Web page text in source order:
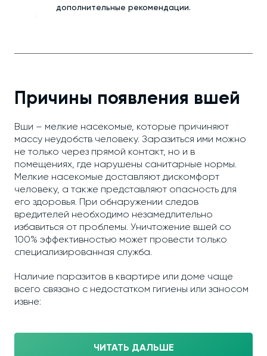
дополнительные рекомендации.
Причины появления вшей
Вши – мелкие насекомые, которые причиняют
массу неудобств человеку. Заразиться ими можно
не только через прямой контакт, но и в
помещениях, где нарушены санитарные нормы.
Мелкие насекомые доставляют дискомфорт
человеку, а также представляют опасность для
его здоровья. При обнаружении следов
вредителей необходимо незамедлительно
избавиться от проблемы. Уничтожение вшей со
100% эффективностью может провести только
специализированная служба.
Наличие паразитов в квартире или доме чаще
всего связано с недостатком гигиены или заносом
извне:
ЧИТАТЬ ДАЛЬШЕ